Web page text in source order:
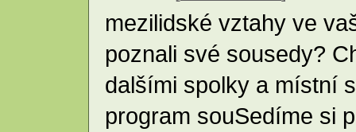
mezilidské vztahy ve
poznali své sousedy?
dalšími spolky a místní
program souSedíme si